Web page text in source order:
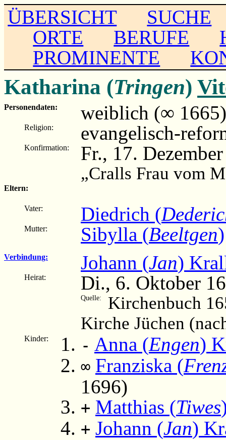
ÜBERSICHT
SUCHE
ORTE
BERUFE
PROMINENTE
Katharina (Tringen)
Personendaten: weiblich (∞ 1665)
Religion: evangelisch-
Konfirmation: Fr., 17.
„Cralls Frau vom
Eltern:
Vater: Diedrich (
Mutter: Sibylla (Beeltgen)
Verbindung: Johann (Jan)
Heirat: Di., 6. Oktober
Quelle:
Kirchenbuch
Kirche Jüchen
Kinder: - Anna (Engen)
∞ Franziska (
1696)
+ Matthias (Tiwes
+ Johann (Jan)